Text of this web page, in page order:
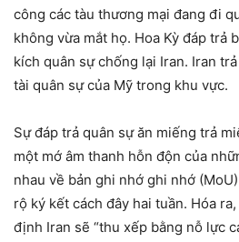
công các tàu thương mại đang đi
không vừa mắt họ. Hoa Kỳ đáp trả
kích quân sự chống lại Iran. Iran
tài quân sự của Mỹ trong khu vực.
Sự đáp trả quân sự ăn miếng trả
một mớ âm thanh hỗn độn của
nhau về bản ghi nhớ ghi nhớ
rộ ký kết cách đây hai tuần. Hóa
định Iran sẽ “thu xếp bằng nỗ lực